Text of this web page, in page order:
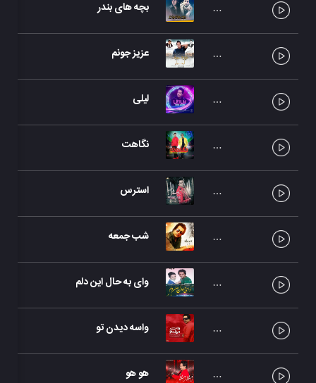
بچه های بندر
عزیز جونم
لیلی
نگاهت
استرس
شب جمعه
وای به حال این دلم
واسه دیدن تو
هو هو